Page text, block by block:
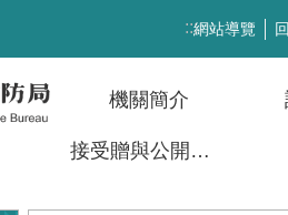
:::網站導覽
機關簡介
接受贈與公開徵信